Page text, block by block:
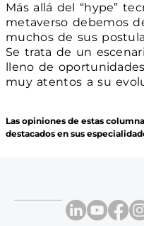
Más allá del “hype”
metaverso debemos
muchos de sus
Se trata de un
lleno de
muy atentos a su
Las opiniones de estas
destacados en sus